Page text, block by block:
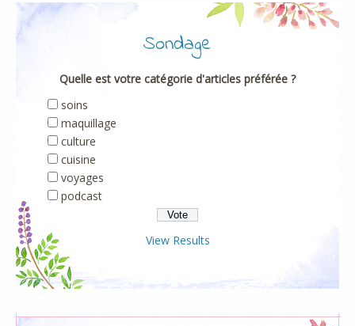
Sondage
Quelle est votre catégorie d'articles préférée ?
soins
maquillage
culture
cuisine
voyages
podcast
View Results